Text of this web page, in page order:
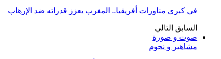
في كبرى مناورات أفريقيا.. المغرب يعزز قدراته ضد الإرهاب
السابق التالي
صوت و صورة
مشاهير و نجوم